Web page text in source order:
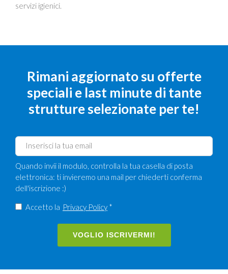
servizi igienici.
Rimani aggiornato su offerte
speciali e last minute di tante
strutture selezionate per te!
Quando invii il modulo, controlla la tua casella di posta
elettronica: ti invieremo una mail per chiederti conferma
dell'iscrizione :)
Accetto la Privacy Policy *
VOGLIO ISCRIVERMI!